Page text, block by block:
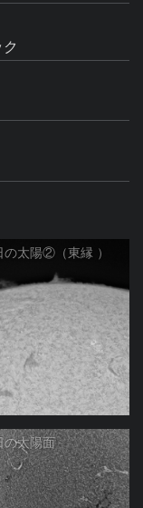
太陽②（東縁 ）
の太陽面